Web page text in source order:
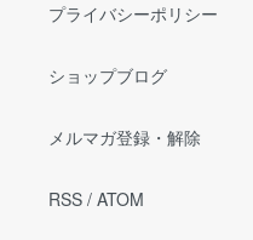
プライバシーポリシー
ショップブログ
メルマガ登録・解除
RSS / ATOM